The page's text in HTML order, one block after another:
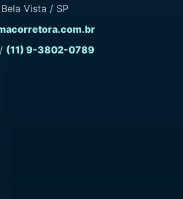
Vista / SP
/ (11) 9-3802-0789